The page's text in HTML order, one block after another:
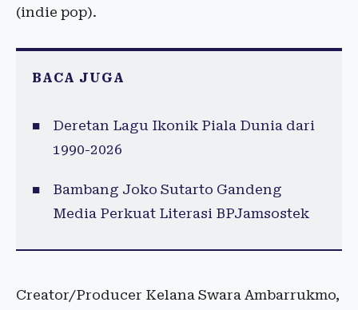
(indie pop).
BACA JUGA
Deretan Lagu Ikonik Piala Dunia dari
1990-2026
Bambang Joko Sutarto Gandeng
Media Perkuat Literasi BPJamsostek
Creator/Producer Kelana Swara Ambarrukmo,